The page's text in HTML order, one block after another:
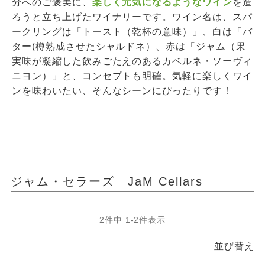
ろうと立ち上げたワイナリーです。ワイン名は、スパ
ークリングは「トースト（乾杯の意味）」、白は「バ
ター(樽熟成させたシャルドネ）、赤は「ジャム（果
実味が凝縮した飲みごたえのあるカベルネ・ソーヴィ
ニヨン）」と、コンセプトも明確。気軽に楽しくワイ
ンを味わいたい、そんなシーンにぴったりです！
ジャム・セラーズ JaM Cellars
並び替え
2件中 1 -2件表示